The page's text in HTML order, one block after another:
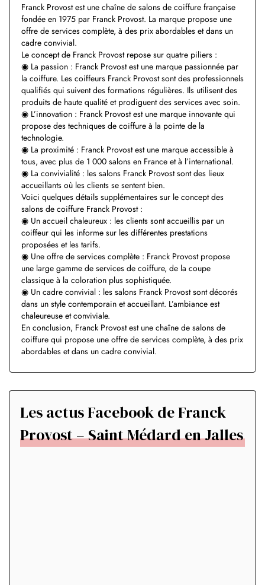
Franck Provost est une chaîne de salons de coiffure française
fondée en 1975 par Franck Provost. La marque propose une
offre de services complète, à des prix abordables et dans un
cadre convivial.
Le concept de Franck Provost repose sur quatre piliers :
◉ La passion : Franck Provost est une marque passionnée par
la coiffure. Les coiffeurs Franck Provost sont des professionnels
qualifiés qui suivent des formations régulières. Ils utilisent des
produits de haute qualité et prodiguent des services avec soin.
◉ L’innovation : Franck Provost est une marque innovante qui
propose des techniques de coiffure à la pointe de la
technologie.
◉ La proximité : Franck Provost est une marque accessible à
tous, avec plus de 1 000 salons en France et à l’international.
◉ La convivialité : les salons Franck Provost sont des lieux
accueillants où les clients se sentent bien.
Voici quelques détails supplémentaires sur le concept des
salons de coiffure Franck Provost :
◉ Un accueil chaleureux : les clients sont accueillis par un
coiffeur qui les informe sur les différentes prestations
proposées et les tarifs.
◉ Une offre de services complète : Franck Provost propose
une large gamme de services de coiffure, de la coupe
classique à la coloration plus sophistiquée.
◉ Un cadre convivial : les salons Franck Provost sont décorés
dans un style contemporain et accueillant. L’ambiance est
chaleureuse et conviviale.
En conclusion, Franck Provost est une chaîne de salons de
coiffure qui propose une offre de services complète, à des prix
abordables et dans un cadre convivial.
Les actus Facebook de Franck
Provost – Saint Médard en Jalles